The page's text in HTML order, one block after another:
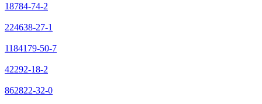
18784-74-2
224638-27-1
1184179-50-7
42292-18-2
862822-32-0